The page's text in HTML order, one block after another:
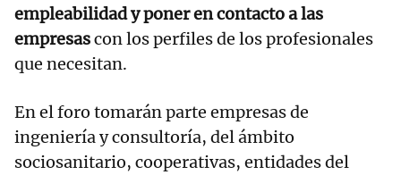
empleabilidad y poner en contacto a las
empresascon los perfiles de los profesionales
que necesitan.
En el foro tomarán parte empresas de
ingeniería y consultoría, del ámbito
sociosanitario, cooperativas, entidades del